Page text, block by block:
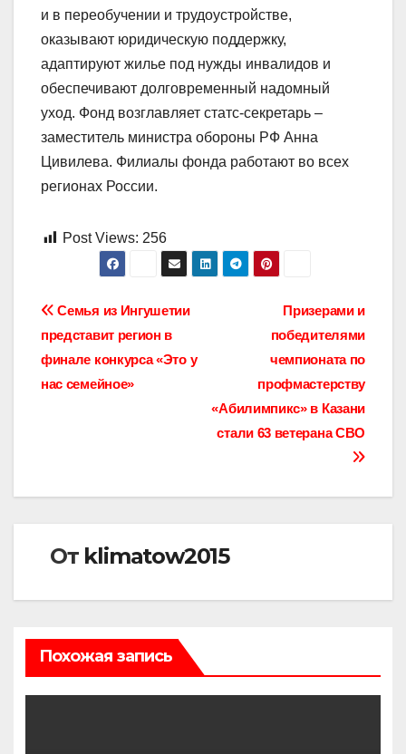
и в переобучении и трудоустройстве,
оказывают юридическую поддержку,
адаптируют жилье под нужды инвалидов и
обеспечивают долговременный надомный
уход. Фонд возглавляет статс-секретарь –
заместитель министра обороны РФ Анна
Цивилева. Филиалы фонда работают во всех
регионах России.
Post Views: 256
Навигация
по
записям
Призерами и
победителями
чемпионата по
профмастерству
«Абилимпикс» в Казани
стали 63 ветерана СВО
Семья из Ингушетии
представит регион в
финале конкурса «Это у
нас семейное»
От klimatow2015
Похожая запись